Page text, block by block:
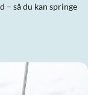
– så du kan springe